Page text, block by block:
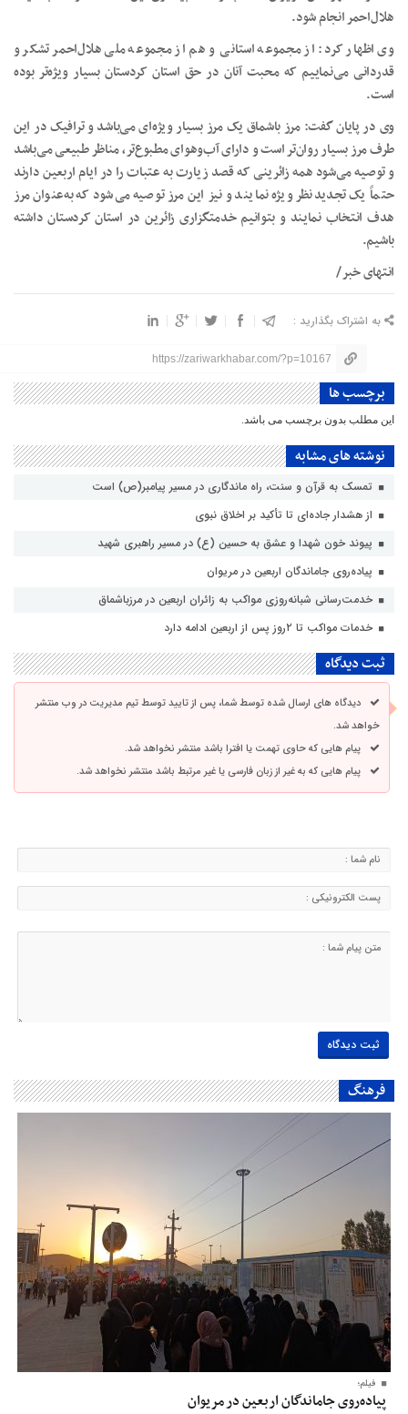
هلال‌احمر انجام شود.
وی اظهار کرد: از مجموعه استانی و هم از مجموعه ملی هلال‌احمر تشکر و
قدردانی می‌نماییم که محبت آنان در حق استان کردستان بسیار ویژه‌تر بوده
است.
وی در پایان گفت: مرز باشماق یک مرز بسیار ویژه‌ای می‌باشد و ترافیک در این
طرف مرز بسیار روان‌تر است و دارای آب‌وهوای مطبوع‌تر، مناظر طبیعی می‌باشد
و توصیه می‌شود همه زائرینی که قصد زیارت به عتبات را در ایام اربعین دارند
حتماً یک تجدیدنظر ویژه نمایند و نیز این مرز توصیه می‌شود که به‌عنوان مرز
هدف انتخاب نمایند و بتوانیم خدمتگزاری زائرین در استان کردستان داشته
باشیم.
انتهای خبر/
به اشتراک بگذارید :
https://zariwarkhabar.com/?p=10167
برچسب ها
این مطلب بدون برچسب می باشد.
نوشته های مشابه
تمسک به قرآن و سنت، راه ماندگاری در مسیر پیامبر(ص) است
از هشدار جاده‌ای تا تأکید بر اخلاق نبوی
پیوند خون شهدا و عشق به حسین (ع) در مسیر راهبری شهید
پیاده‌روی جاماندگان اربعین در مریوان
خدمت‌رسانی شبانه‌روزی مواکب به زائران اربعین در مرزباشماق
خدمات مواکب تا ۲روز پس از اربعین ادامه دارد
ثبت دیدگاه
دیدگاه های ارسال شده توسط شما، پس از تایید توسط تیم مدیریت در وب منتشر
خواهد شد.
پیام هایی که حاوی تهمت یا افترا باشد منتشر نخواهد شد.
پیام هایی که به غیر از زبان فارسی یا غیر مرتبط باشد منتشر نخواهد شد.
فرهنگ
فیلم؛
پیاده‌روی جاماندگان اربعین در مریوان